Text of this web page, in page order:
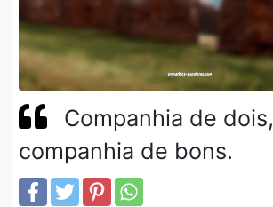
Companhia de dois,
companhia de bons.